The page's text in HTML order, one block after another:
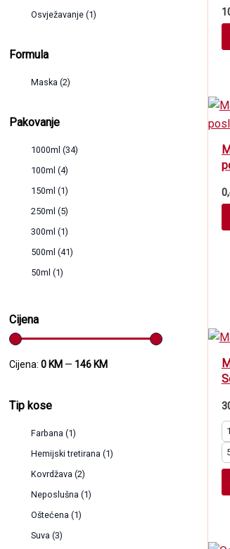
Osvježavanje (1)
Sjaj (2)
Umirivanje neposlušne kose
Formula
Maska (2)
Pakovanje
1000ml (34)
100ml (4)
150ml (1)
250ml (5)
300ml (1)
500ml (41)
50ml (1)
Cijena
Cijena: 0 KM — 146 KM
Tip kose
Farbana (1)
Hemijski tretirana (1)
Kovrdžava (2)
Neposlušna (1)
Oštećena (1)
Suva (3)